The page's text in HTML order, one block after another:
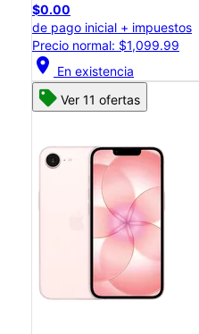
$0.00
de pago inicial + impuestos
Precio normal: $1,099.99
location_on En existencia
Ver 11 ofertas